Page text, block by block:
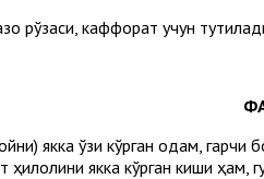
рўзаси, каффорат учун
якка ўзи кўрган одам,
ҳилолини якка кўрган киши ҳам,